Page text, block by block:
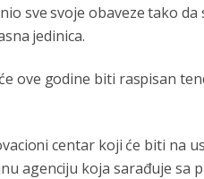
sve svoje obaveze tako
jedinica.
ove godine biti raspisan
centar koji će biti na
agenciju koja sarađuje sa